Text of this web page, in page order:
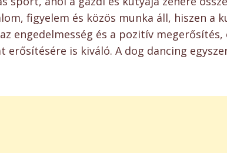
figyelem és közös munka áll, hiszen a
engedelmesség és a pozitív
erősítésére is kiváló. A dog dancing